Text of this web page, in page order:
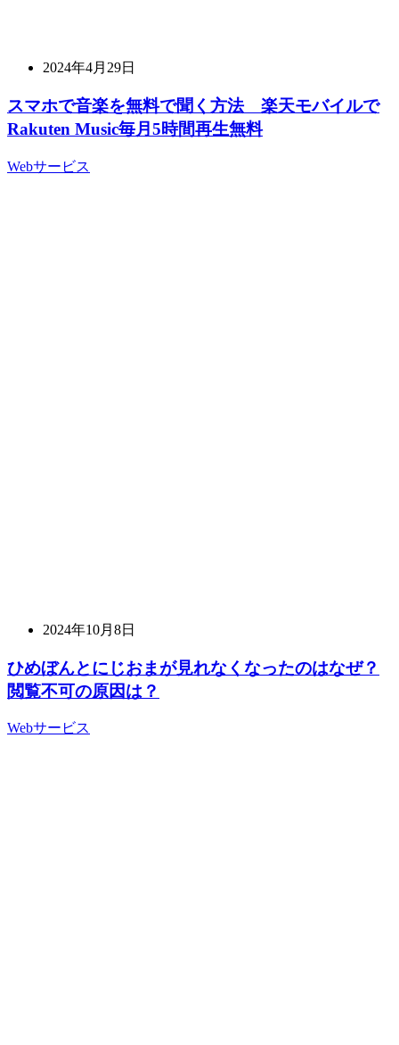
2024年4月29日
スマホで音楽を無料で聞く方法 楽天モバイルで
Rakuten Music毎月5時間再生無料
Webサービス
2024年10月8日
ひめぼんとにじおまが見れなくなったのはなぜ？
閲覧不可の原因は？
Webサービス